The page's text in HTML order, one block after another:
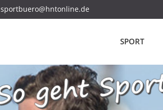
sportbuero@hntonline.de
SPORT